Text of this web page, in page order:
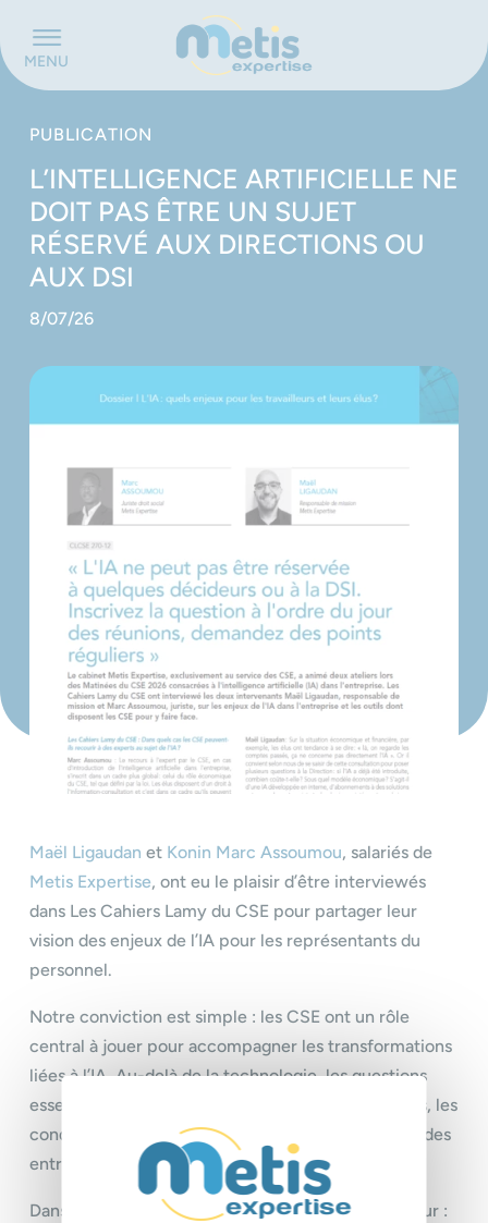
PUBLICATION
L’INTELLIGENCE ARTIFICIELLE NE
DOIT PAS ÊTRE UN SUJET
RÉSERVÉ AUX DIRECTIONS OU
AUX DSI
8/07/26
Maël Ligaudan et Konin Marc Assoumou, salariés de
Metis Expertise, ont eu le plaisir d’être interviewés
dans Les Cahiers Lamy du CSE pour partager leur
vision des enjeux de l’IA pour les représentants du
personnel.
Notre conviction est simple : les CSE ont un rôle
central à jouer pour accompagner les transformations
liées à l’IA. Au-delà de la technologie, les questions
essentielles concernent l’emploi, les compétences, les
conditions de travail, la formation et l’organisation des
entreprises.
Dans cette interview, nous revenons notamment sur :
MENU
Panneau de gestion des cookies